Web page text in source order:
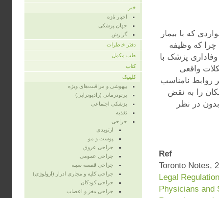
که با بیمار
چرا که وظیفه
پزشک با
واقعی
روابط نامناسب
را به نقض
در نظر
Ref
Toronto Notes,
Legal
Physicians and
خبر
اخبار تازه
جهان پزشکی
گزارش
دفتر خاطرات
طب مکمل
کتاب
کلینیک
بیهوشی و مراقبت‌های ویژه
پرتودرمانی (رادیوتراپی)
پزشکی اجتماعی
تغذیه
جراحی
ارتوپدی
پوست و مو
جراحی عروق
جراحی عمومی
جراحی قفسه‌ سینه
جراحی کلیه و مجاری ادرار (ارولوژی)
جراحی کودکان
جراحی مغز و اعصاب